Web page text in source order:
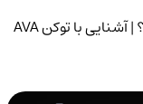
ارز دیجیتال تراوالا (TRAVALA.COM) چیست؟ | آشنایی با توکن AVA